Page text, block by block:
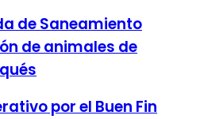
de Saneamiento
de animales de
por el Buen Fin